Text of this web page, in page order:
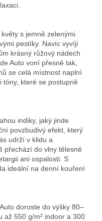
s jemně zelenými
pestíky. Navíc vyvíjí
krásný růžový nádech
Auto voní přesně tak,
se celá místnost naplní
tóny, které se postupně
indiky, jaký jinde
povzbudivý efekt, který
udrží v klidu a
přechází do vlny tělesné
ani ospalosti. S
ideální na denní kouření
doroste do výšky 80–
až 550 g/m² indoor a 300